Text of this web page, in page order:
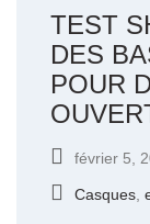
TEST
DES
POUR
février 5,
Casques